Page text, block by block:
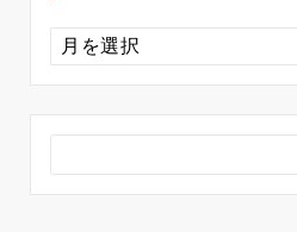
ア
ー
カ
ブ